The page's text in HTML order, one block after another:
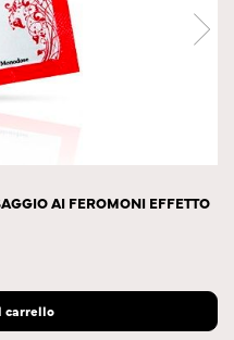
AI FEROMONI EFFETTO
carrello